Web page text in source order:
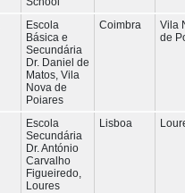
Escola
Básica e
Secundária
Dr. Daniel de
Matos, Vila
Nova de
Poiares
Coimbra
Vila
de
Escola
Secundária
Dr. António
Carvalho
Figueiredo,
Loures
Lisboa